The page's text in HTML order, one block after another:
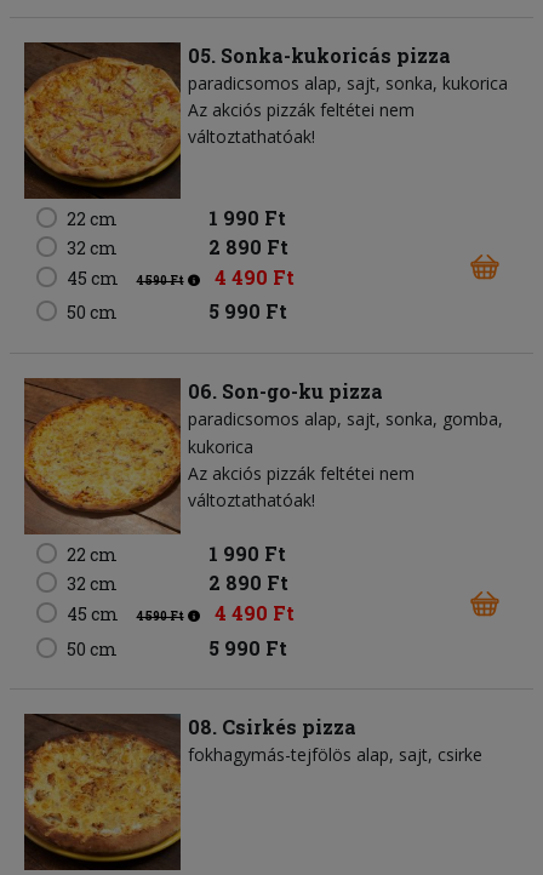
05. Sonka-kukoricás pizza
paradicsomos alap sajt sonka kukorica
Az akciós pizzák feltétei nem
változtathatóak!
22 cm 1 990 Ft
32 cm 2 890 Ft
45 cm 4 590 Ft 4 490 Ft
50 cm 5 990 Ft
06. Son-go-ku pizza
paradicsomos alap sajt sonka gomba
kukorica
Az akciós pizzák feltétei nem
változtathatóak!
22 cm 1 990 Ft
32 cm 2 890 Ft
45 cm 4 590 Ft 4 490 Ft
50 cm 5 990 Ft
08. Csirkés pizza
fokhagymás-tejfölös alap sajt csirke